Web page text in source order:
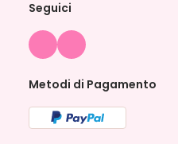
Seguici
Metodi di Pagamento